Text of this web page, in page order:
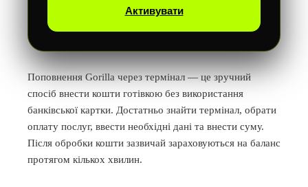
Активувати
Поповнення Gorilla через термінал — це зручний
спосіб внести кошти готівкою без використання
банківської картки. Достатньо знайти термінал, обрати
оплату послуг, ввести необхідні дані та внести суму.
Після обробки кошти зазвичай зараховуються на баланс
протягом кількох хвилин.